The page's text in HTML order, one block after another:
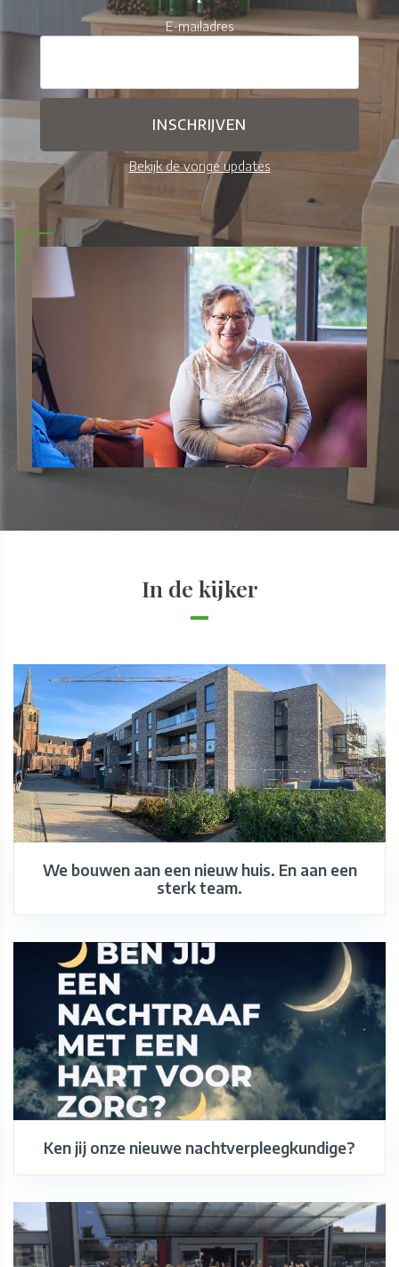
E-mailadres
Bekijk de vorige updates
In de kijker
We bouwen aan een nieuw huis. En aan een
sterk team.
Ken jij onze nieuwe nachtverpleegkundige?